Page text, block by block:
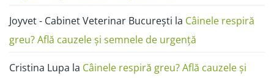
Joyvet - Cabinet Veterinar București la Câinele respiră
greu? Află cauzele și semnele de urgență
Cristina Lupa la Câinele respiră greu? Află cauzele și